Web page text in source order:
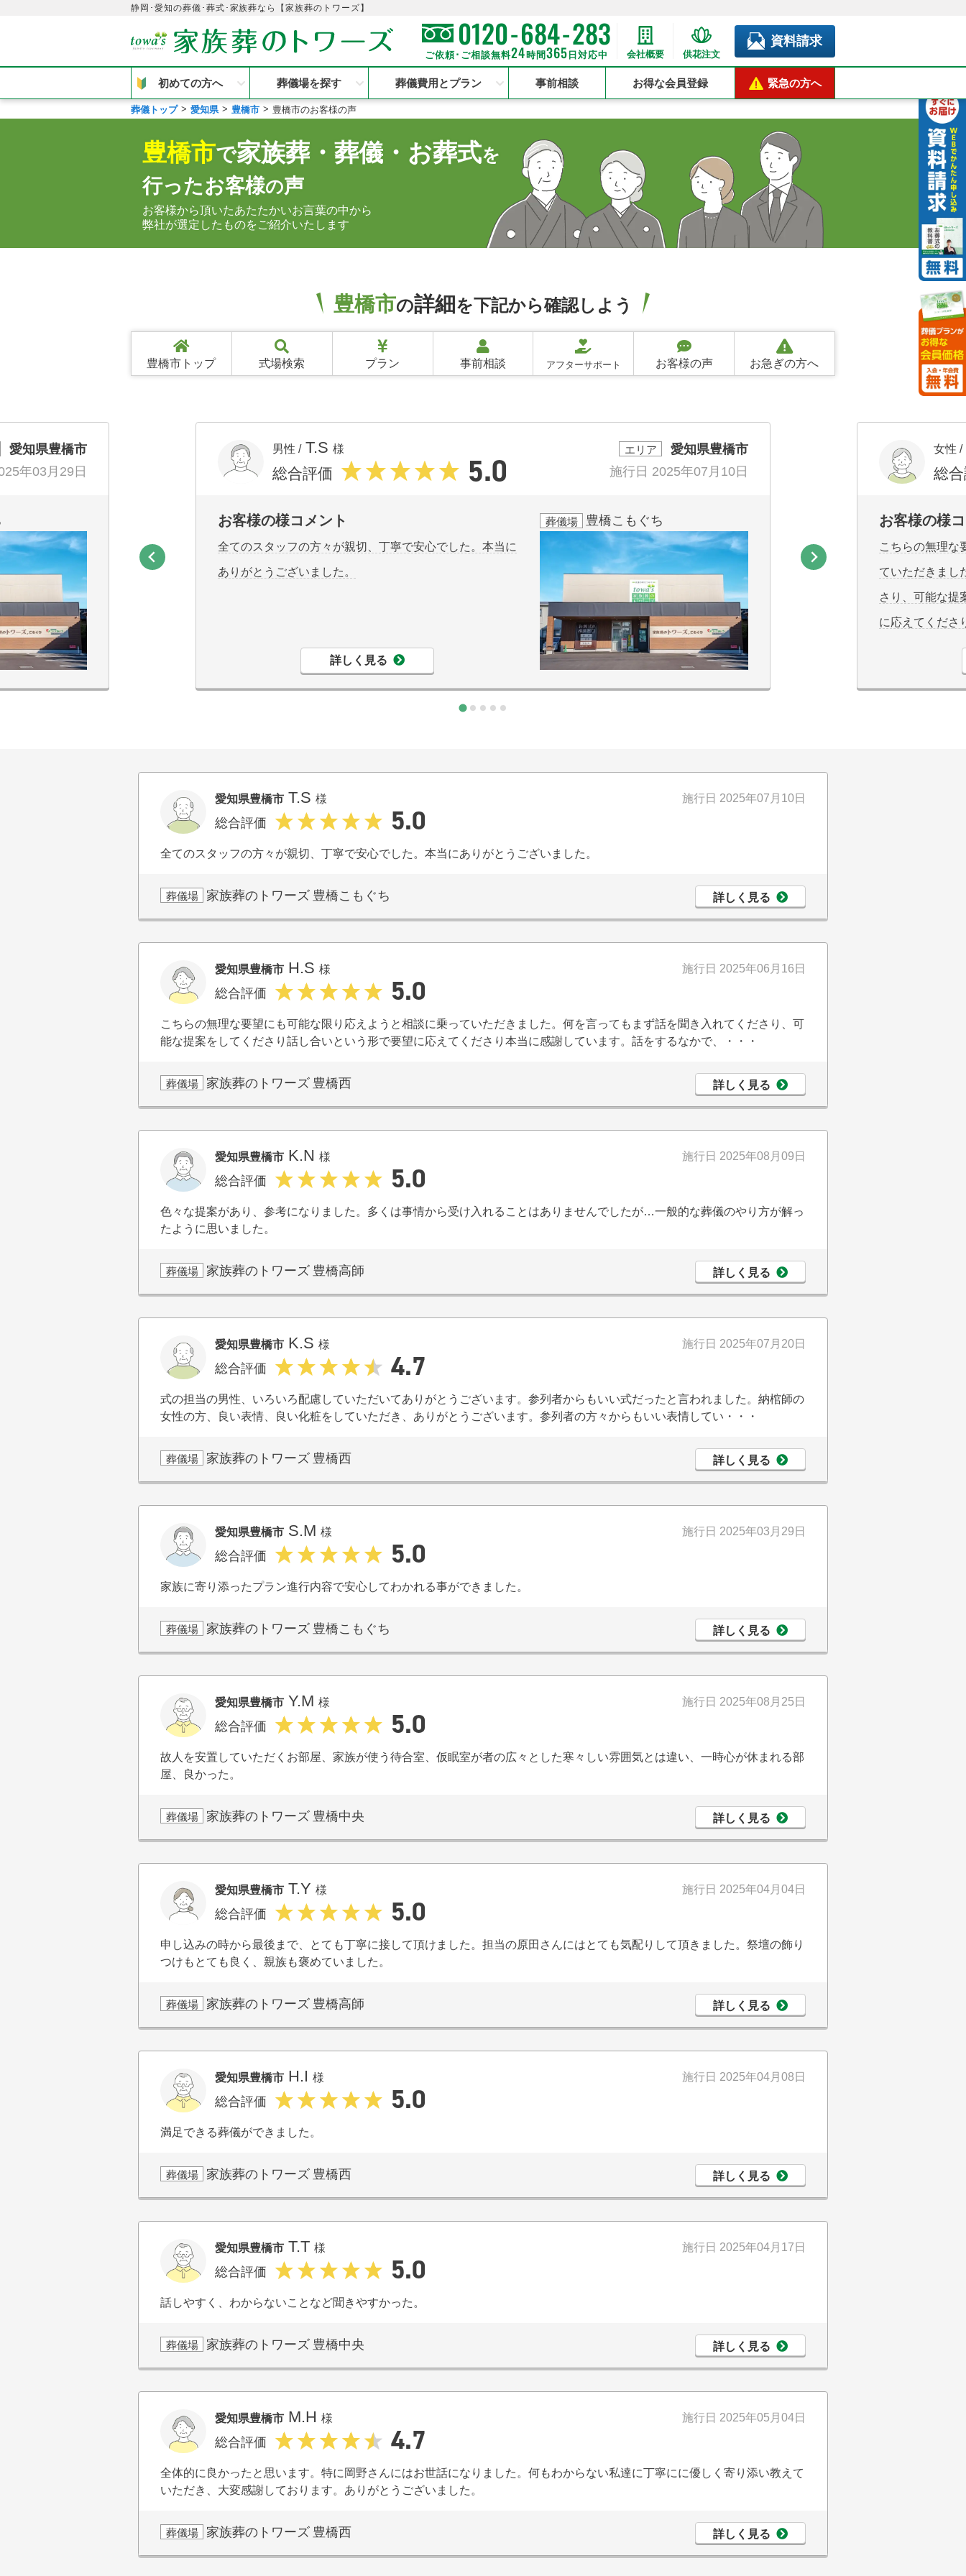
静岡･愛知の葬儀･葬式･家族葬なら【家族葬のトワーズ】
0120-684-283
ご依頼･ご相談無料24時間365 日対応中 会社概要 供花注文
資料請求
初めての方へ 葬儀場を探す 葬儀費用とプラン 事前相談 お得な会員登録 緊急の方へ
葬儀トップ 愛知県 豊橋市 豊橋市のお客様の声
豊橋市で家族葬・葬儀・お葬式を
行ったお客様の声
お客様から頂いたあたたかいお言葉の中から
弊社が選定したものをご紹介いたします
豊橋市の詳細を下記から確認しよう
豊橋市トップ 式場検索 プラン 事前相談 アフターサポート お客様の声 お急ぎの方へ
年03月29日
愛知県豊橋市 男性 /T.S 様
総合評価 5.0 施行日 2025年07月10日
エリア 愛知県豊橋市
お客様の様コメント
全てのスタッフの方々が親切、丁寧で安心でした。本当に
ありがとうございました。
詳しく見る
葬儀場 豊橋こもぐち
女性 /
総
お客様の様
こちらの無理な
ていただきまし
さり、可能な提
に応えてくださ
愛知県豊橋市 T.S 様
総合評価 5.0
施行日 2025年07月10日
全てのスタッフの方々が親切、丁寧で安心でした。本当にありがとうございました。
葬儀場 家族葬のトワーズ 豊橋こもぐち 詳しく見る
愛知県豊橋市 H.S 様
総合評価 5.0
施行日 2025年06月16日
こちらの無理な要望にも可能な限り応えようと相談に乗っていただきました。何を言ってもまず話を聞き入れてくださり、可
能な提案をしてくださり話し合いという形で要望に応えてくださり本当に感謝しています。話をするなかで、・・・
葬儀場 家族葬のトワーズ 豊橋西 詳しく見る
愛知県豊橋市 K.N 様
総合評価 5.0
施行日 2025年08月09日
色々な提案があり、参考になりました。多くは事情から受け入れることはありませんでしたが…一般的な葬儀のやり方が解っ
たように思いました。
葬儀場 家族葬のトワーズ 豊橋高師 詳しく見る
愛知県豊橋市 K.S 様
総合評価 4.7
施行日 2025年07月20日
式の担当の男性、いろいろ配慮していただいてありがとうございます。参列者からもいい式だったと言われました。納棺師の
女性の方、良い表情、良い化粧をしていただき、ありがとうございます。参列者の方々からもいい表情してい・・・
葬儀場 家族葬のトワーズ 豊橋西 詳しく見る
愛知県豊橋市 S.M 様
総合評価 5.0
施行日 2025年03月29日
家族に寄り添ったプラン進行内容で安心してわかれる事ができました。
葬儀場 家族葬のトワーズ 豊橋こもぐち 詳しく見る
愛知県豊橋市 Y.M 様
総合評価 5.0
施行日 2025年08月25日
故人を安置していただくお部屋、家族が使う待合室、仮眠室が者の広々とした寒々しい雰囲気とは違い、一時心が休まれる部
屋、良かった。
葬儀場 家族葬のトワーズ 豊橋中央 詳しく見る
愛知県豊橋市 T.Y 様
総合評価 5.0
施行日 2025年04月04日
申し込みの時から最後まで、とても丁寧に接して頂けました。担当の原田さんにはとても気配りして頂きました。祭壇の飾り
つけもとても良く、親族も褒めていました。
葬儀場 家族葬のトワーズ 豊橋高師 詳しく見る
愛知県豊橋市 H.I 様
総合評価 5.0
施行日 2025年04月08日
満足できる葬儀ができました。
葬儀場 家族葬のトワーズ 豊橋西 詳しく見る
愛知県豊橋市 T.T 様
総合評価 5.0
施行日 2025年04月17日
話しやすく、わからないことなど聞きやすかった。
葬儀場 家族葬のトワーズ 豊橋中央 詳しく見る
愛知県豊橋市 M.H 様
総合評価 4.7
施行日 2025年05月04日
全体的に良かったと思います。特に岡野さんにはお世話になりました。何もわからない私達に丁寧にに優しく寄り添い教えて
いただき、大変感謝しております。ありがとうございました。
葬儀場 家族葬のトワーズ 豊橋西 詳しく見る